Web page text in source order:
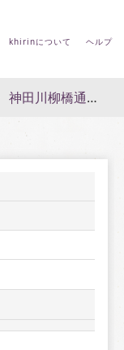
khirinについて ヘルプ
神田川柳橋通 安宅松五郎